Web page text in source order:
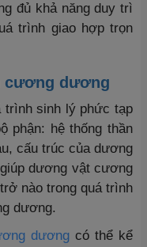
đủ khả năng duy trì
trình giao hợp trọn
cương dương
trình sinh lý phức tạp
phận: hệ thống thần
cấu trúc của dương
dương vật cương
nào trong quá trình
dương.
dương có thể kể